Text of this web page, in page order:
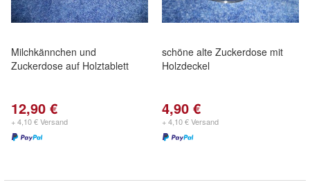
Milchkännchen und
Zuckerdose auf Holztablett
12,90 €
+ 4,10 € Versand
schöne alte Zuckerdose mit
Holzdeckel
4,90 €
+ 4,10 € Versand